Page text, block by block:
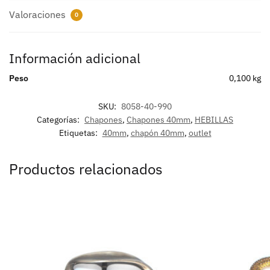
Valoraciones 0
Información adicional
Peso 0,100 kg
SKU: 8058-40-990
Categorías: Chapones, Chapones 40mm, HEBILLAS
Etiquetas: 40mm, chapón 40mm, outlet
Productos relacionados